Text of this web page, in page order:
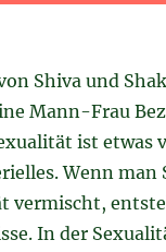
Shiva und
Mann-Frau
ist etwas
Wenn man
vermischt,
In der